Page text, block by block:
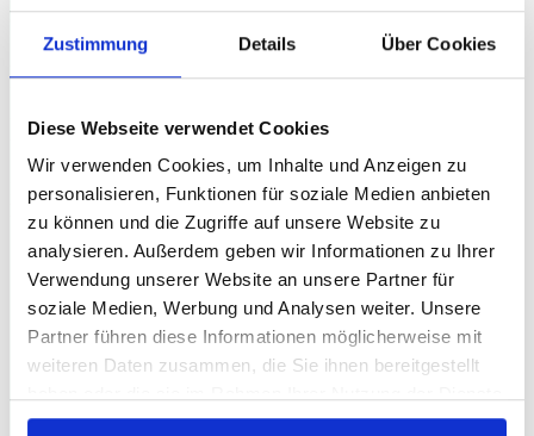
Zustimmung Details Über Cookies
Diese Webseite verwendet Cookies
Wir verwenden Cookies, um Inhalte und Anzeigen zu
personalisieren, Funktionen für soziale Medien anbieten
zu können und die Zugriffe auf unsere Website zu
analysieren. Außerdem geben wir Informationen zu Ihrer
Verwendung unserer Website an unsere Partner für
soziale Medien, Werbung und Analysen weiter. Unsere
Partner führen diese Informationen möglicherweise mit
weiteren Daten zusammen, die Sie ihnen bereitgestellt
gesammelt haben.
ab sofort oder nach Vereinbarung
Lindau
Vertragsart:
Karrierelevel:
Berufseinsteiger, Berufserfahrene